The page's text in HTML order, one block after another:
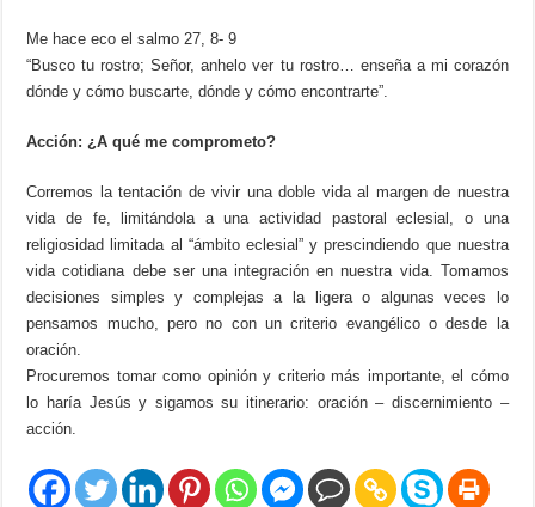
Me hace eco el salmo 27, 8- 9
“Busco tu rostro; Señor, anhelo ver tu rostro… enseña a mi corazón
dónde y cómo buscarte, dónde y cómo encontrarte”.
Acción: ¿A qué me comprometo?
Corremos la tentación de vivir una doble vida al margen de nuestra
vida de fe, limitándola a una actividad pastoral eclesial, o una
religiosidad limitada al “ámbito eclesial” y prescindiendo que nuestra
vida cotidiana debe ser una integración en nuestra vida. Tomamos
decisiones simples y complejas a la ligera o algunas veces lo
pensamos mucho, pero no con un criterio evangélico o desde la
oración.
Procuremos tomar como opinión y criterio más importante, el cómo
lo haría Jesús y sigamos su itinerario: oración – discernimiento –
acción.